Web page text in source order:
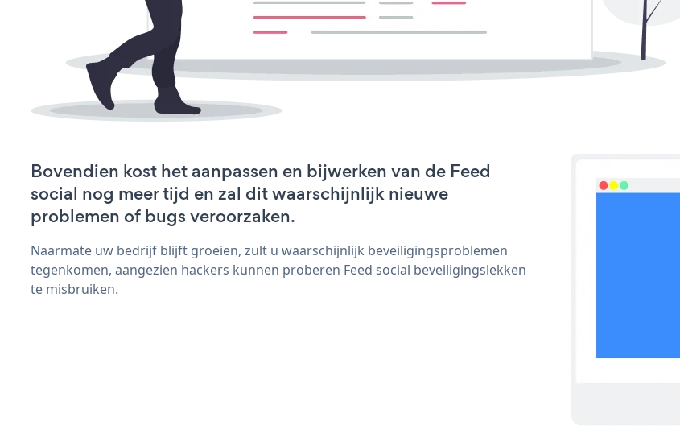
Bovendien kost het aanpassen en bijwerken van de Feed
social nog meer tijd en zal dit waarschijnlijk nieuwe
problemen of bugs veroorzaken.
Naarmate uw bedrijf blijft groeien, zult u waarschijnlijk beveiligingsproblemen
tegenkomen, aangezien hackers kunnen proberen Feed social beveiligingslekken
te misbruiken.